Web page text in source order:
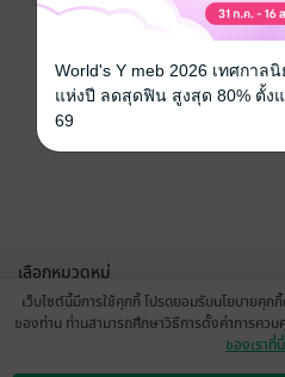
เลือกหมวดหมู่
บริการช่วยเหลือ
เว็บไซต์นี้มีการใช้คุกกี้ โปรดยอมรับนโยบายคุ
ของท่าน ท่านสามารถศึกษาวิธีการตั้งค่าการคว
ของเราที่นี่
World's Y meb 2026 เทศกาล
แห่งปี ลดสุดฟิน สูงสุด 80% ตั้ง
69